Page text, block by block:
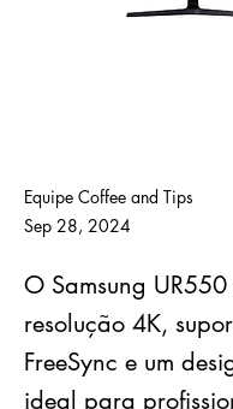
Equipe Coffee and Tips
Sep 28, 2024
O Samsung
resolução 4K,
FreeSync e um
ideal para